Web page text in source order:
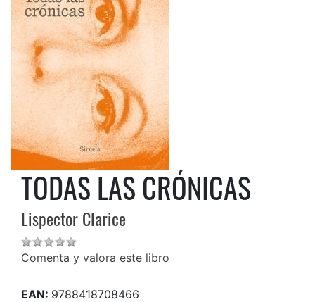
TODAS LAS CRÓNICAS
Lispector Clarice
Comenta y valora este libro
EAN: 9788418708466